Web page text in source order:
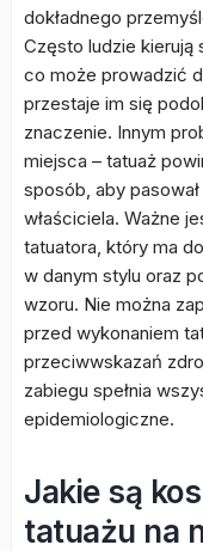
dokładnego
Często ludzie kierują
co może prowadzić
przestaje im się
znaczenie. Innym
miejsca – tatuaż
sposób, aby
właściciela. Ważne
tatuatora, który ma
w danym stylu oraz
wzoru. Nie można
przed wykonaniem
przeciwwskazań
zabiegu spełnia
epidemiologiczne.
Jakie są
tatuażu na